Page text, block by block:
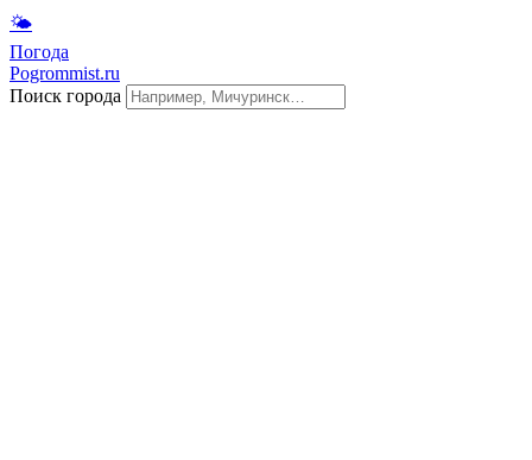
🌤
Погода
Pogrommist.ru
Поиск города